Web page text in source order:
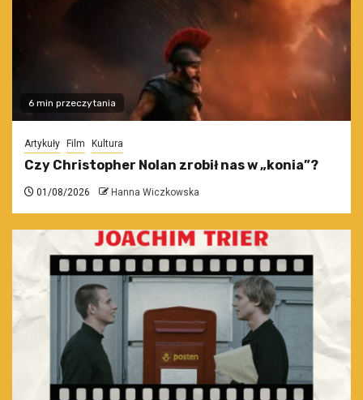
6 min przeczytania
Artykuły Film Kultura
Czy Christopher Nolan zrobił nas w „konia”?
01/08/2026 Hanna Wiczkowska